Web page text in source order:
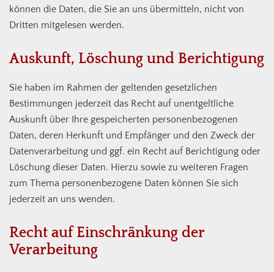
können die Daten, die Sie an uns übermitteln, nicht von
Dritten mitgelesen werden.
Auskunft, Löschung und Berichtigung
Sie haben im Rahmen der geltenden gesetzlichen
Bestimmungen jederzeit das Recht auf unentgeltliche
Auskunft über Ihre gespeicherten personenbezogenen
Daten, deren Herkunft und Empfänger und den Zweck der
Datenverarbeitung und ggf. ein Recht auf Berichtigung oder
Löschung dieser Daten. Hierzu sowie zu weiteren Fragen
zum Thema personenbezogene Daten können Sie sich
jederzeit an uns wenden.
Recht auf Einschränkung der
Verarbeitung